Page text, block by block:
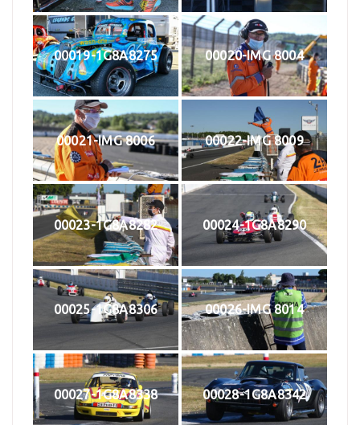
00019-1G8A8275 00020-IMG 8004
00021-IMG 8006 00022-IMG 8009
00023-1G8A8282 00024-1G8A8290
00025-1G8A8306 00026-IMG 8014
00027-1G8A8338 00028-1G8A8342